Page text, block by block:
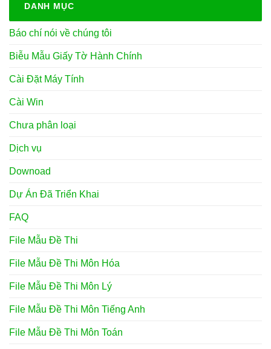
DANH MỤC
Báo chí nói về chúng tôi
Biễu Mẫu Giấy Tờ Hành Chính
Cài Đặt Máy Tính
Cài Win
Chưa phân loại
Dịch vụ
Downoad
Dự Án Đã Triển Khai
FAQ
File Mẫu Đề Thi
File Mẫu Đề Thi Môn Hóa
File Mẫu Đề Thi Môn Lý
File Mẫu Đề Thi Môn Tiếng Anh
File Mẫu Đề Thi Môn Toán